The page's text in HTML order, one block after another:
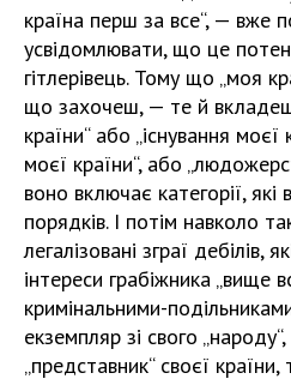
країна перш за все“, — вже
усвідомлювати, що це
гітлерівець. Тому що „моя
що захочеш, — те й
країни“ або „існування моєї
моєї країни“, або
воно включає категорії, які
порядків. І потім навколо
легалізовані зграї дебілів,
інтереси грабіжника „вище
кримінальними-
екземпляр зі свого
„представник“ своєї